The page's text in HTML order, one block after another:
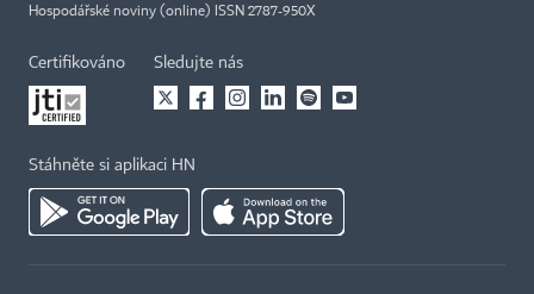
Hospodářské noviny (online) ISSN 2787-950X
Certifikováno Sledujte nás
Stáhněte si aplikaci HN